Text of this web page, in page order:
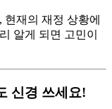
재의 재정 상황에
알게 되면 고민이
신경 쓰세요!